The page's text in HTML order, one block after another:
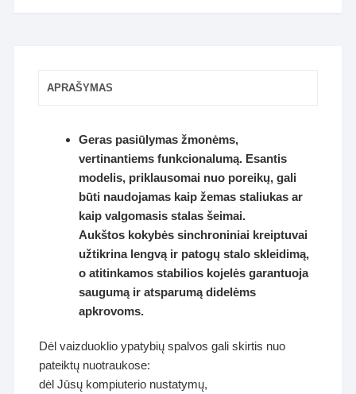
APRAŠYMAS
Geras pasiūlymas žmonėms,
vertinantiems funkcionalumą. Esantis
modelis, priklausomai nuo poreikų, gali
būti naudojamas kaip žemas staliukas ar
kaip valgomasis stalas šeimai.
Aukštos kokybės sinchroniniai kreiptuvai
užtikrina lengvą ir patogų stalo skleidimą,
o atitinkamos stabilios kojelės garantuoja
saugumą ir atsparumą didelėms
apkrovoms.
Dėl vaizduoklio ypatybių spalvos gali skirtis nuo
pateiktų nuotraukose:
dėl Jūsų kompiuterio nustatymų,